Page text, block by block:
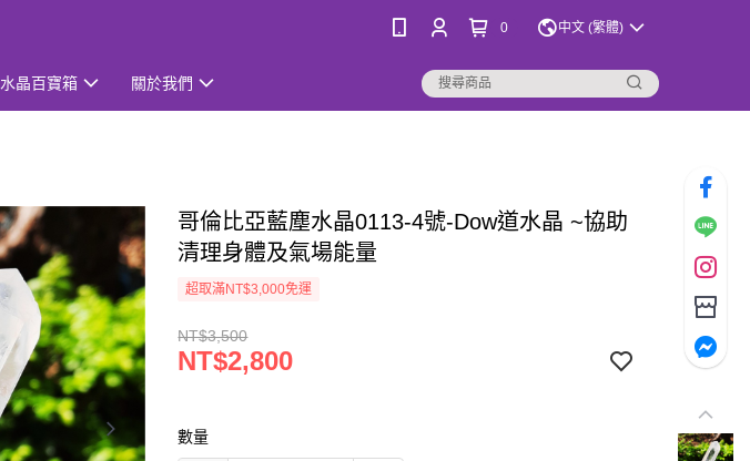
0 中文 (繁體)
水晶百寶箱 關於我們
哥倫比亞藍塵水晶0113-4號-Dow道水晶 ~協助
清理身體及氣場能量
超取滿NT$3,000免運
NT$3,500
NT$2,800
數量